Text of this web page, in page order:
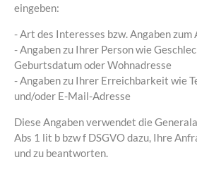
eingeben:
- Art des Interesses bzw. Angaben zum
- Angaben zu Ihrer Person wie
Geburtsdatum oder Wohnadresse
- Angaben zu Ihrer Erreichbarkeit wie
und/oder E-Mail-Adresse
Diese Angaben verwendet die
Abs 1 lit b bzw f DSGVO dazu, Ihre
und zu beantworten.